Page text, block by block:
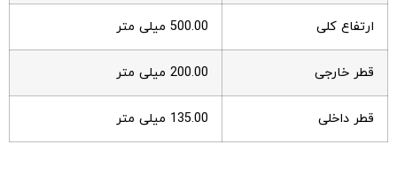
ارتفاع کلی 500.00 میلی متر
قطر خارجی 200.00 میلی متر
قطر داخلی 135.00 میلی متر